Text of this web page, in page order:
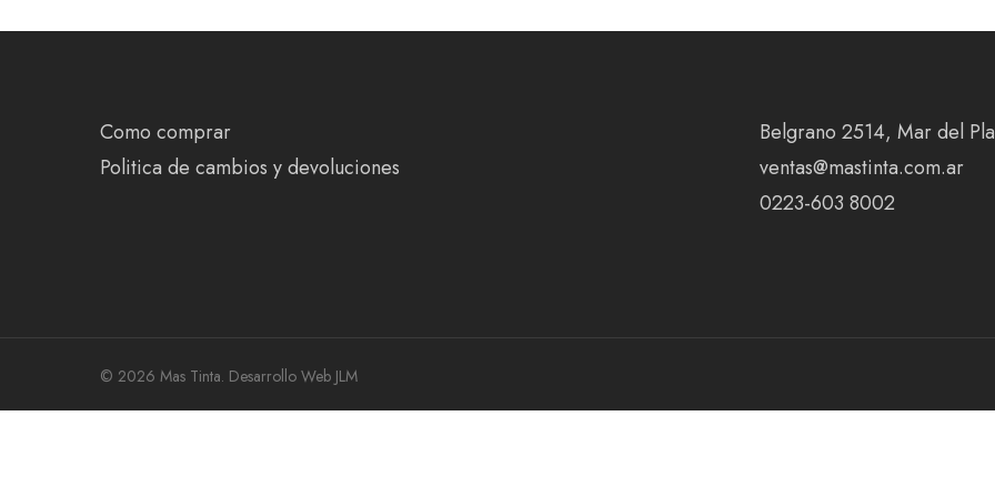
Como comprar
Politica de cambios y devoluciones
Belgrano 2514, Mar del
ventas@mastinta.com.ar
0223-603 8002
© 2026 Mas Tinta. Desarrollo Web JLM